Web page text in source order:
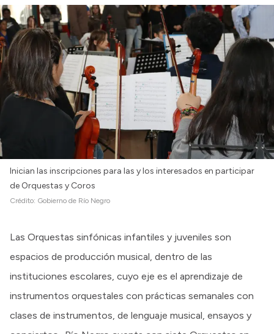
Login
Inician las inscripciones para las y los interesados en participar
de Orquestas y Coros
Crédito: Gobierno de Río Negro
Las Orquestas sinfónicas infantiles y juveniles son
espacios de producción musical, dentro de las
instituciones escolares, cuyo eje es el aprendizaje de
instrumentos orquestales con prácticas semanales con
clases de instrumentos, de lenguaje musical, ensayos y